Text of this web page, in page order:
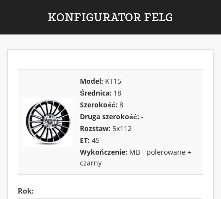
KONFIGURATOR FELG
Model: KT15
Średnica: 18
Szerokość: 8
Druga szerokość: -
Rozstaw: 5x112
ET: 45
Wykończenie: MB - polerowane +
czarny
Rok: